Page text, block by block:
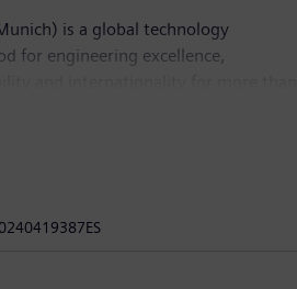
is a global technology
for engineering excellence,
active around the globe, focusing on
as automation, drive and